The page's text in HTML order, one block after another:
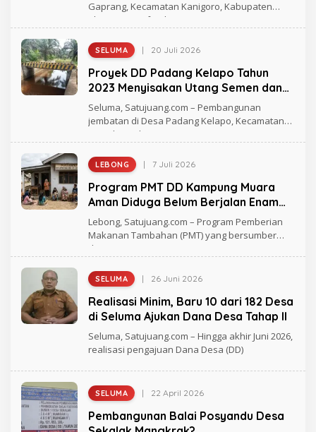
L
N
Gaprang, Kecamatan Kanigoro, Kabupaten
Blitar, memanfaatkan peringatan
Proyek DD Padang Kelapo Tahun
2023 Menyisakan Utang Semen dan
Upah Tukang
SELUMA | 20 Juli 2026
O
E
H
D
I
E
L
N
I
K
A
Seluma, Satujuang.com – Pembangunan
jembatan di Desa Padang Kelapo, Kecamatan
Semidang Alas
Program PMT DD Kampung Muara
Aman Diduga Belum Berjalan Enam
Bulan
LEBONG | 7 Juli 2026
O
E
H
F
I
C
K
Y
P
A
M
A
N
A
Lebong, Satujuang.com – Program Pemberian
Makanan Tambahan (PMT) yang bersumber
dari Dana
Realisasi Minim, Baru 10 dari 182 Desa
di Seluma Ajukan Dana Desa Tahap II
SELUMA | 26 Juni 2026
O
E
H
D
I
E
L
N
I
K
A
Seluma, Satujuang.com – Hingga akhir Juni 2026,
realisasi pengajuan Dana Desa (DD)
Pembangunan Balai Posyandu Desa
SELUMA | 22 April 2026
O
E
H